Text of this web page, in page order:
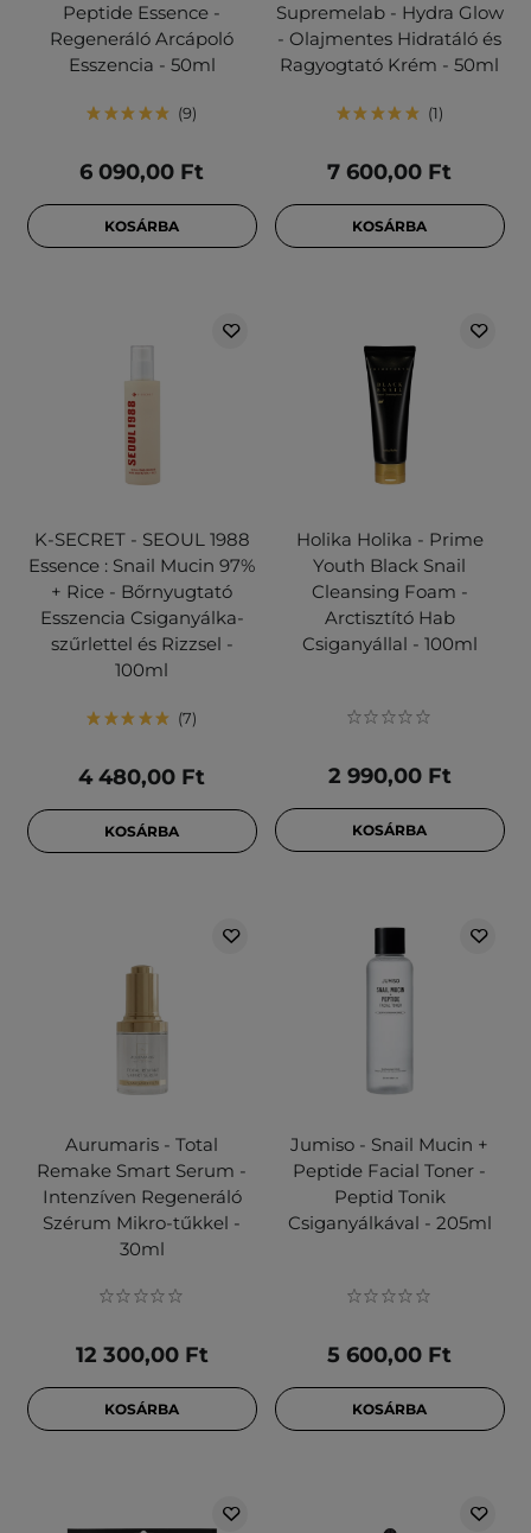
Peptide Essence -
Regeneráló Arcápoló
Esszencia - 50ml
9
6 090,00 Ft
KOSÁRBA
Supremelab - Hydra Glow
- Olajmentes Hidratáló és
Ragyogtató Krém - 50ml
1
7 600,00 Ft
KOSÁRBA
K-SECRET - SEOUL 1988
Essence : Snail Mucin 97%
+ Rice - Bőrnyugtató
Esszencia Csiganyálka-
szűrlettel és Rizzsel -
100ml
7
4 480,00 Ft
KOSÁRBA
Holika Holika - Prime
Youth Black Snail
Cleansing Foam -
Arctisztító Hab
Csiganyállal - 100ml
2 990,00 Ft
KOSÁRBA
Aurumaris - Total
Remake Smart Serum -
Intenzíven Regeneráló
Szérum Mikro-tűkkel -
30ml
12 300,00 Ft
KOSÁRBA
Jumiso - Snail Mucin +
Peptide Facial Toner -
Peptid Tonik
Csiganyálkával - 205ml
5 600,00 Ft
KOSÁRBA